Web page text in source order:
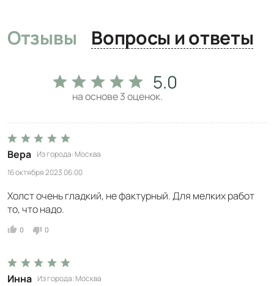
Отзывы Вопросы и ответы
5.0
на основе3оценок.
Вера Из города Москва
16 октября 2023 06:00
Холст очень гладкий, не фактурный. Для мелких работ
то, что надо.
0 0
Инна Из города Москва